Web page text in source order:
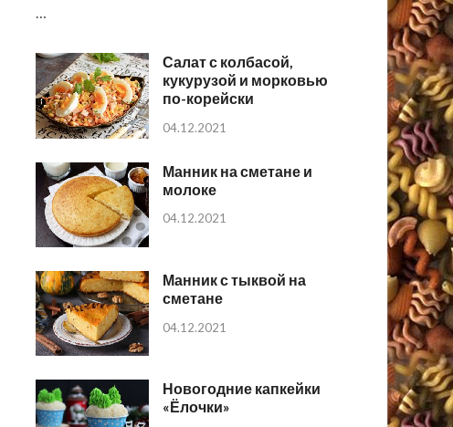
…
Салат с колбасой,
кукурузой и морковью
по-корейски
04.12.2021
Манник на сметане и
молоке
04.12.2021
Манник с тыквой на
сметане
04.12.2021
Новогодние капкейки
«Ёлочки»